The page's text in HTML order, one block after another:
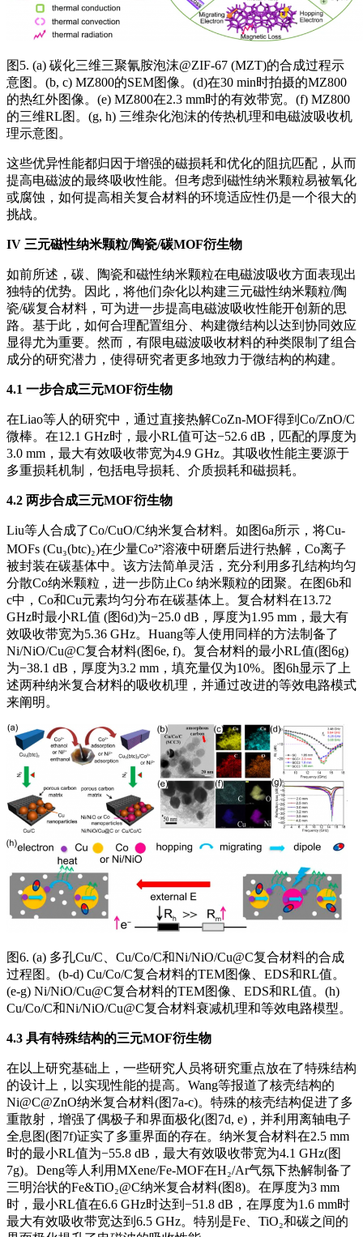
图5. (a) 碳化三维三聚氰胺泡沫@ZIF-67 (MZT)的合成过程示
意图。(b, c) MZ800的SEM图像。(d)在30 min时拍摄的MZ800
的热红外图像。(e) MZ800在2.3 mm时的有效带宽。(f) MZ800
的三维RL图。(g, h) 三维杂化泡沫的传热机理和电磁波吸收机
理示意图。
这些优异性能都归因于增强的磁损耗和优化的阻抗匹配，从而
提高电磁波的最终吸收性能。但考虑到磁性纳米颗粒易被氧化
或腐蚀，如何提高相关复合材料的环境适应性仍是一个很大的
挑战。
IV 三元磁性纳米颗粒/陶瓷/碳MOF衍生物
如前所述，碳、陶瓷和磁性纳米颗粒在电磁波吸收方面表现出
独特的优势。因此，将他们杂化以构建三元磁性纳米颗粒/陶
瓷/碳复合材料，可为进一步提高电磁波吸收性能开创新的思
路。基于此，如何合理配置组分、构建微结构以达到协同效应
显得尤为重要。然而，有限电磁波吸收材料的种类限制了组合
成分的研究潜力，使得研究者更多地致力于微结构的构建。
4.1 一步合成三元MOF衍生物
在Liao等人的研究中，通过直接热解CoZn-MOF得到Co/ZnO/C
微棒。在12.1 GHz时，最小RL值可达−52.6 dB，匹配的厚度为
3.0 mm，最大有效吸收带宽为4.9 GHz。其吸收性能主要源于
多重损耗机制，包括电导损耗、介质损耗和磁损耗。
4.2 两步合成三元MOF衍生物
Liu等人合成了Co/CuO/C纳米复合材料。如图6a所示，将Cu-
MOFs (Cu₃(btc)₂)在少量Co²⁺溶液中研磨后进行热解，Co离子
被封装在碳基体中。该方法简单灵活，充分利用多孔结构均匀
分散Co纳米颗粒，进一步防止Co 纳米颗粒的团聚。在图6b和
c中，Co和Cu元素均匀分布在碳基体上。复合材料在13.72
GHz时最小RL值 (图6d)为−25.0 dB，厚度为1.95 mm，最大有
效吸收带宽为5.36 GHz。Huang等人使用同样的方法制备了
Ni/NiO/Cu@C复合材料(图6e, f)。复合材料的最小RL值(图6g)
为−38.1 dB，厚度为3.2 mm，填充量仅为10%。图6h显示了上
述两种纳米复合材料的吸收机理，并通过改进的等效电路模式
来阐明。
图6. (a) 多孔Cu/C、Cu/Co/C和Ni/NiO/Cu@C复合材料的合成
过程图。(b-d) Cu/Co/C复合材料的TEM图像、EDS和RL值。
(e-g) Ni/NiO/Cu@C复合材料的TEM图像、EDS和RL值。(h)
Cu/Co/C和Ni/NiO/Cu@C复合材料衰减机理和等效电路模型。
4.3 具有特殊结构的三元MOF衍生物
在以上研究基础上，一些研究人员将研究重点放在了特殊结构
的设计上，以实现性能的提高。Wang等报道了核壳结构的
Ni@C@ZnO纳米复合材料(图7a-c)。特殊的核壳结构促进了多
重散射，增强了偶极子和界面极化(图7d, e)，并利用离轴电子
全息图(图7f)证实了多重界面的存在。纳米复合材料在2.5 mm
时的最小RL值为−55.8 dB，最大有效吸收带宽为4.1 GHz(图
7g)。Deng等人利用MXene/Fe-MOF在H₂/Ar气氛下热解制备了
三明治状的Fe&TiO₂@C纳米复合材料(图8)。在厚度为3 mm
时，最小RL值在6.6 GHz时达到−51.8 dB，在厚度为1.6 mm时
最大有效吸收带宽达到6.5 GHz。特别是Fe、TiO₂和碳之间的